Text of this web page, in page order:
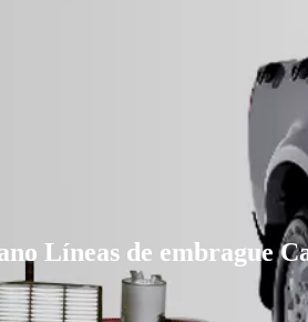
Líneas de embrague